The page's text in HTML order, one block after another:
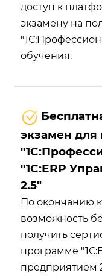
доступ к
экзамену на
обучения.
экзамен для
"1С:ERP
2.5"
По окончанию
возможность
получить
программе
предприятием